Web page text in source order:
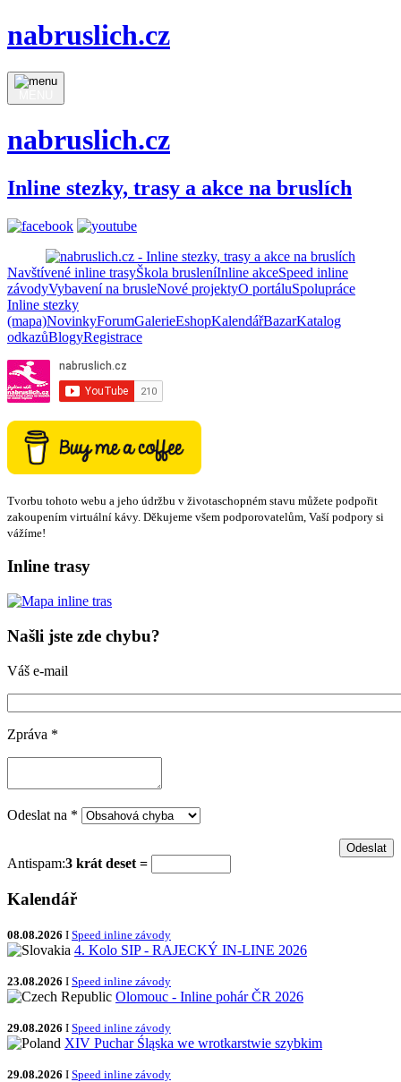
nabruslich.cz
nabruslich.cz
Inline stezky, trasy a akce na bruslích
Navštívené inline trasyŠkola brusleníInline akceSpeed inline
závodyVybavení na brusleNové projektyO portáluSpolupráce
Inline stezky
(mapa)NovinkyForumGalerieEshopKalendářBazarKatalog
odkazůBlogyRegistrace
Tvorbu tohoto webu a jeho údržbu v životaschopném stavu můžete podpořit
zakoupením virtuální kávy. Děkujeme všem podporovatelům, Vaší podpory si
vážíme!
Inline trasy
Našli jste zde chybu?
Váš e-mail
Zpráva *
Odeslat na *
Antispam:3 krát deset =
Kalendář
08.08.2026 I Speed inline závody
4. Kolo SIP - RAJECKÝ IN-LINE 2026
23.08.2026 I Speed inline závody
Olomouc - Inline pohár ČR 2026
29.08.2026 I Speed inline závody
XIV Puchar Śląska we wrotkarstwie szybkim
29.08.2026 I Speed inline závody